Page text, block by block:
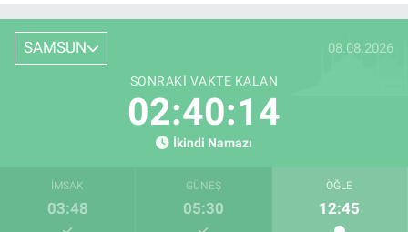
SAMSUN 08.08.2026
SONRAKI VAKTE KALAN
02:40:13
İkindi Namazı
İMSAK
03:48
GÜNEŞ
05:30
ÖĞLE
12:45